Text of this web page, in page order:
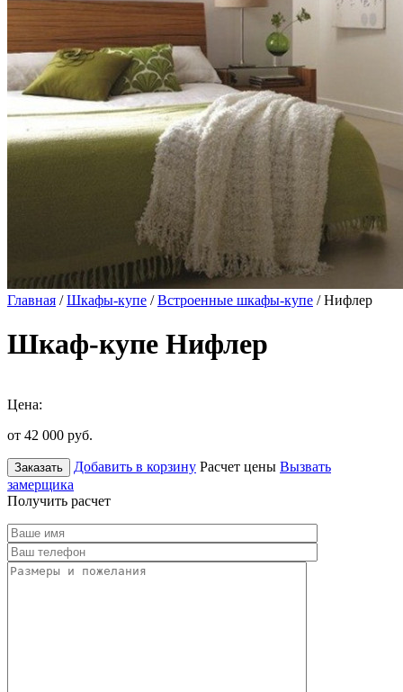
Главная /Шкафы-купе /Встроенные шкафы-купе / Нифлер
Шкаф-купе Нифлер
Цена:
от 42 000 руб.
Заказать Добавить в корзину Расчет цены Вызвать
замерщика
Получить расчет